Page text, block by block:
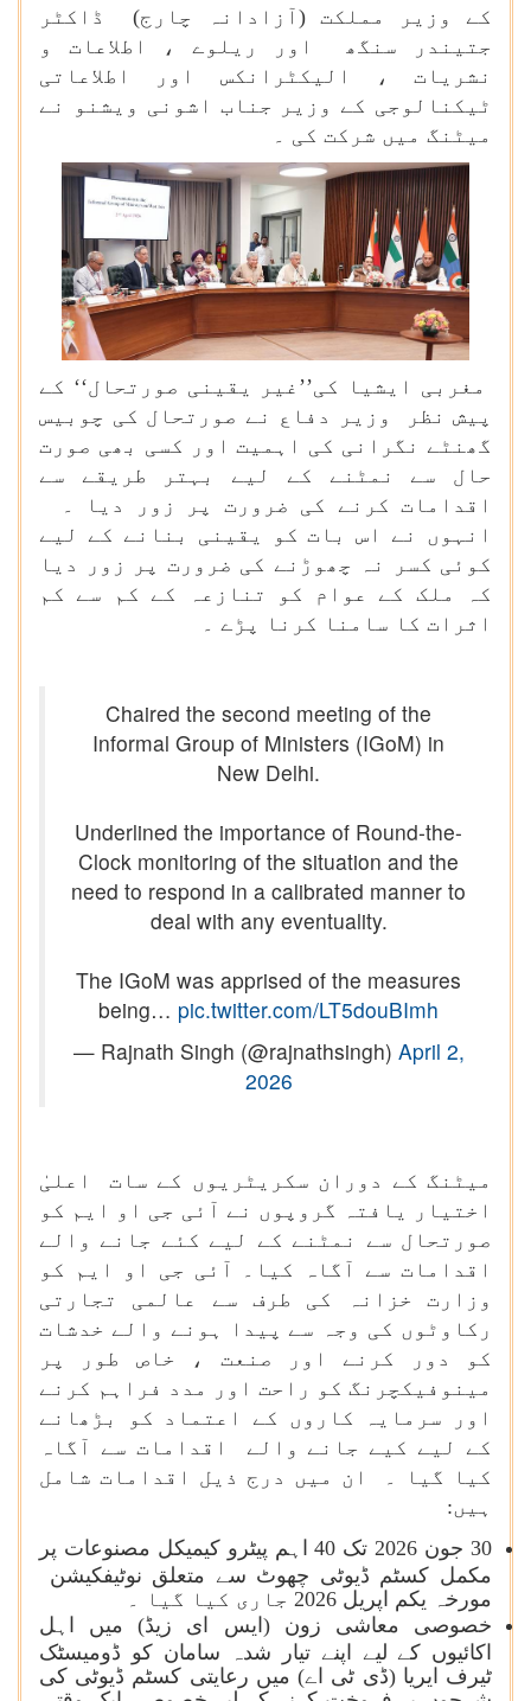
کے وزیر مملکت (آزادانہ چارج) ڈاکٹر
جتیندر سنگھ اور ریلوے ، اطلاعات و
نشریات ، الیکٹرانکس اور اطلاعاتی
ٹیکنالوجی کے وزیر جناب اشونی ویشنو نے
میٹنگ میں شرکت کی ۔
مغربی ایشیا کی’’غیر یقینی صورتحال‘‘ کے
پیش نظر وزیر دفاع نے صورتحال کی چوبیس
گھنٹے نگرانی کی اہمیت اور کسی بھی صورت
حال سے نمٹنے کے لیے بہتر طریقے سے
اقدامات کرنے کی ضرورت پر زور دیا ۔
انہوں نے اس بات کو یقینی بنانے کے لیے
کوئی کسر نہ چھوڑنے کی ضرورت پر زور دیا
کہ ملک کے عوام کو تنازعہ کے کم سے کم
اثرات کا سامنا کرنا پڑے ۔
Chaired the second meeting of the
Informal Group of Ministers (IGoM) in
New Delhi.
Underlined the importance of Round-the-
Clock monitoring of the situation and the
need to respond in a calibrated manner to
deal with any eventuality.
The IGoM was apprised of the measures
being… pic.twitter.com/LT5douBImh
— Rajnath Singh (@rajnathsingh) April 2,
2026
میٹنگ کے دوران سکریٹریوں کے سات اعلیٰ
اختیار یافتہ گروپوں نے آئی جی او ایم کو
صورتحال سے نمٹنے کے لیے کئے جانے والے
اقدامات سے آگاہ کیا۔ آئی جی او ایم کو
وزارت خزانہ کی طرف سے عالمی تجارتی
رکاوٹوں کی وجہ سے پیدا ہونے والے خدشات
کو دور کرنے اور صنعت ، خاص طور پر
مینوفیکچرنگ کو راحت اور مدد فراہم کرنے
اور سرمایہ کاروں کے اعتماد کو بڑھانے
کے لیے کیے جانے والے اقدامات سے آگاہ
کیا گیا ۔ ان میں درج ذیل اقدامات شامل
ہیں:
30 جون 2026 تک 40 اہم پیٹرو کیمیکل مصنوعات پر
مکمل کسٹم ڈیوٹی چھوٹ سے متعلق نوٹیفکیشن
مورخہ یکم اپریل 2026 جاری کیا گیا ۔
خصوصی معاشی زون (ایس ای زیڈ) میں اہل
اکائیوں کے لیے اپنے تیار شدہ سامان کو ڈومیسٹک
ٹیرف ایریا (ڈی ٹی اے) میں رعایتی کسٹم ڈیوٹی کی